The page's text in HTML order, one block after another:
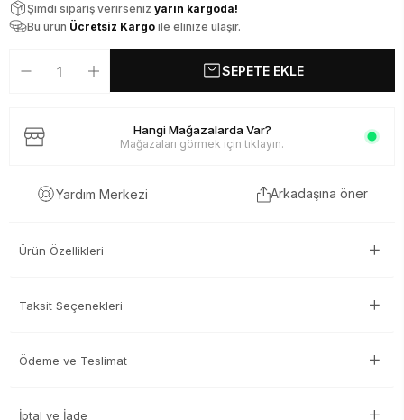
Şimdi sipariş verirseniz yarın kargoda!
Bu ürün Ücretsiz Kargo ile elinize ulaşır.
SEPETE EKLE
Hangi Mağazalarda Var?
Mağazaları görmek için tıklayın.
Yardım Merkezi Arkadaşına öner
Ürün Özellikleri
Taksit Seçenekleri
Ödeme ve Teslimat
İptal ve İade